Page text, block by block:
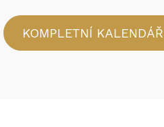
KOMPLETNÍ KALENDÁŘ